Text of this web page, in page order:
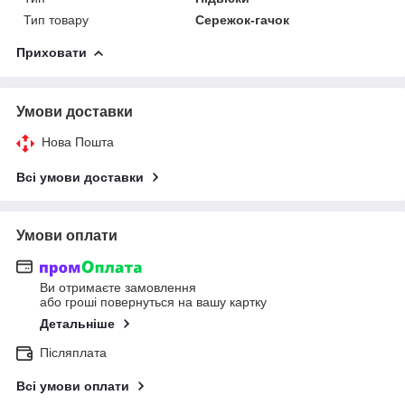
Тип товару
Сережок-гачок
Приховати
Умови доставки
Нова Пошта
Всі умови доставки
Умови оплати
Ви отримаєте замовлення
або гроші повернуться на вашу картку
Детальніше
Післяплата
Всі умови оплати